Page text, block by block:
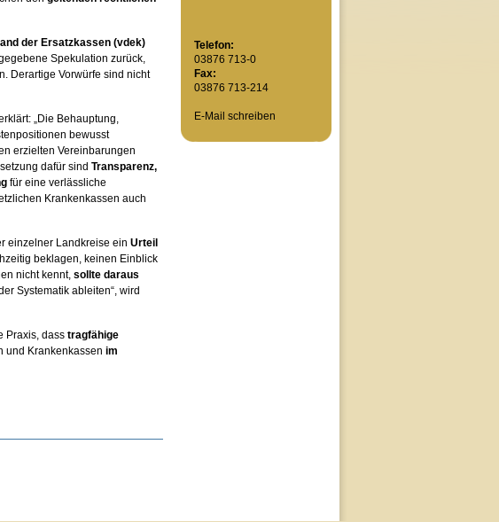
der Ersatzkassen (vdek)
Spekulation zurück,
Derartige Vorwürfe sind nicht
„Die Behauptung,
bewusst
erzielten Vereinbarungen
dafür sind Transparenz,
für eine verlässliche
Krankenkassen auch
einzelner Landkreise ein Urteil
beklagen, keinen Einblick
nicht kennt, sollte daraus
Systematik ableiten“, wird
Praxis, dass tragfähige
und Krankenkassen im
Telefon:
03876 713-0
Fax:
03876 713-214
E-Mail schreiben